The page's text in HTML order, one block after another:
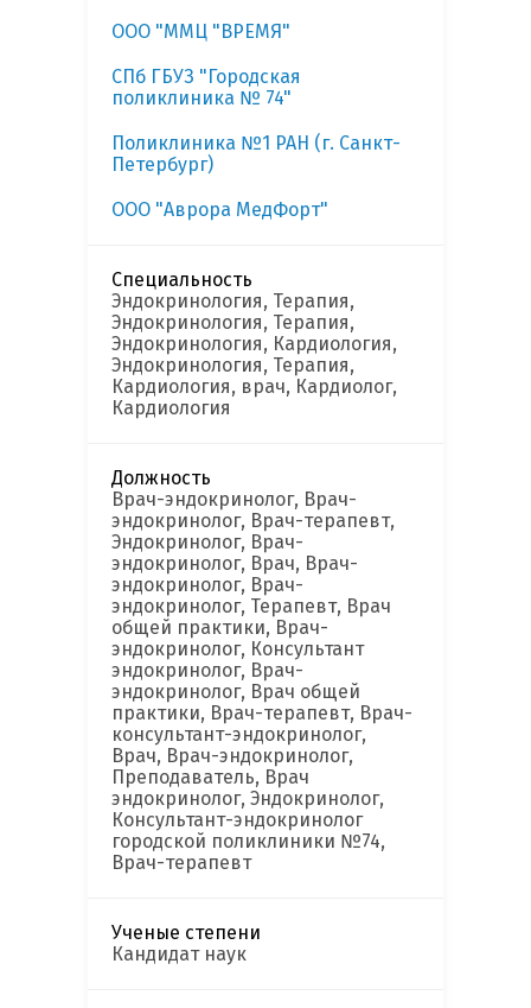
ООО "ММЦ "ВРЕМЯ"
СПб ГБУЗ "Городская
поликлиника № 74"
Поликлиника №1 РАН (г. Санкт-
Петербург)
ООО "Аврора МедФорт"
Специальность
Эндокринология, Терапия,
Эндокринология, Терапия,
Эндокринология, Кардиология,
Эндокринология, Терапия,
Кардиология, врач, Кардиолог,
Кардиология
Должность
Врач-эндокринолог, Врач-
эндокринолог, Врач-терапевт,
Эндокринолог, Врач-
эндокринолог, Врач, Врач-
эндокринолог, Врач-
эндокринолог, Терапевт, Врач
общей практики, Врач-
эндокринолог, Консультант
эндокринолог, Врач-
эндокринолог, Врач общей
практики, Врач-терапевт, Врач-
консультант-эндокринолог,
Врач, Врач-эндокринолог,
Преподаватель, Врач
эндокринолог, Эндокринолог,
Консультант-эндокринолог
городской поликлиники №74,
Врач-терапевт
Ученые степени
Кандидат наук